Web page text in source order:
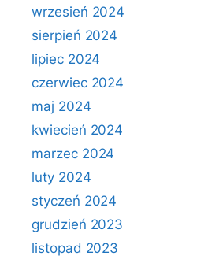
wrzesień 2024
sierpień 2024
lipiec 2024
czerwiec 2024
maj 2024
kwiecień 2024
marzec 2024
luty 2024
styczeń 2024
grudzień 2023
listopad 2023